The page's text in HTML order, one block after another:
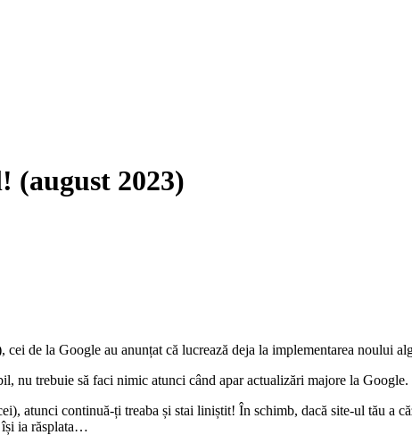
(august 2023)
de la Google au anunțat că lucrează deja la implementarea noului
nu trebuie să faci nimic atunci când apar actualizări majore la Google.
atunci continuă-ți treaba și stai liniștit! În schimb, dacă site-ul tău a
își ia răsplata…